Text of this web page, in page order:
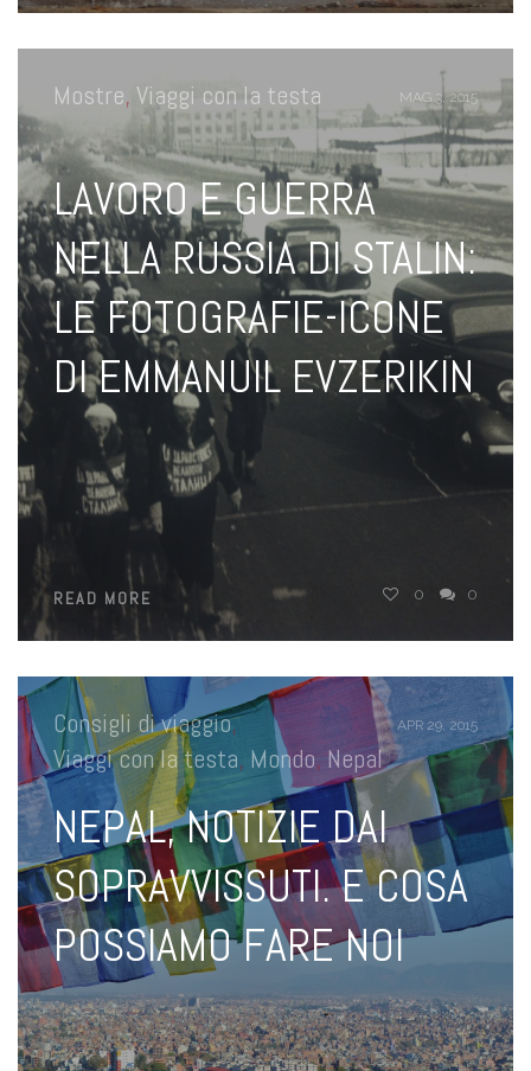
Mostre, Viaggi con la testa MAG 3, 2015
LAVORO E GUERRA
NELLA RUSSIA DI STALIN:
LE FOTOGRAFIE-ICONE
DI EMMANUIL EVZERIKIN
READ MORE 0 0
Consigli di viaggio,
Viaggi con la testa, Mondo, Nepal
APR 29, 2015
NEPAL, NOTIZIE DAI
SOPRAVVISSUTI. E COSA
POSSIAMO FARE NOI